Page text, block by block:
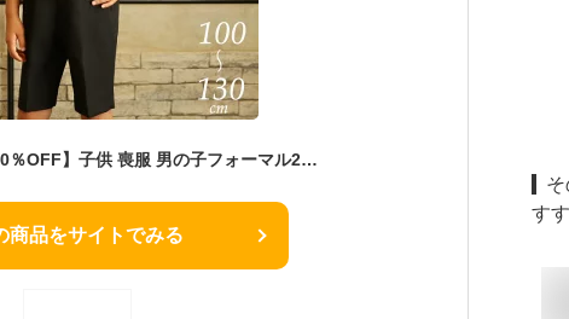
【65周年】【セール10％OFF】子供 喪服 男の子フォーマル2点セット 半袖シャツ・ハーフパンツ 100 110 120 130cm(8833-5401-set) CHOPIN/ショパン[キッズ 葬式 法事 礼服 冠婚葬祭 小学校 受験 結婚式 発表会 合唱コンクール 衣装 黒 紺 ブラック ネイビー 制服]
商品をサイトでみる
す